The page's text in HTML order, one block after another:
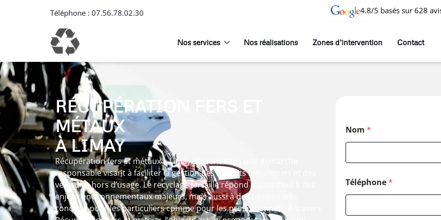
Téléphone : 07.56.78.02.30 4.8/5 basés sur 628
Nos services Nos réalisations Zones d’intervention Contact
RÉCUPÉRATION FERS ET
MÉTAUX
À LIMAY
Récupération fers et métaux à Limay s’inscrit dans une démarche
responsable visant à faciliter la gestion des déchets métalliques et des
véhicules hors d’usage. Le recyclage ferraille répond aujourd’hui à des
enjeux environnementaux majeurs, mais aussi à des besoins très
concrets pour les particuliers comme pour les professionnels. À travers
Nom *
Téléphone*